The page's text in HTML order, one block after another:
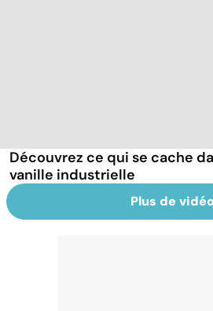
Découvrez ce qui se cache
vanille industrielle
Plus de